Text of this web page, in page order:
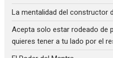
La mentalidad del constructor
Acepta solo estar rodeado de
quieres tener a tu lado por el